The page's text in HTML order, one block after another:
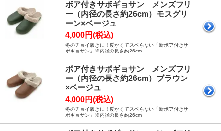
ボア付きサボギョサン メンズフリ
ー（内径の長さ約26cm）モスグリ
ーン×ベージュ
4,000円(税込)
冬のチョイ履きに！暖かくてスベらない「新ボア付きサ
ボギョサン」※内径の長さ約26cm
ボア付きサボギョサン メンズフリ
ー（内径の長さ約26cm）ブラウン
×ベージュ
4,000円(税込)
冬のチョイ履きに！暖かくてスベらない「新ボア付きサ
ボギョサン」※内径の長さ約26cm